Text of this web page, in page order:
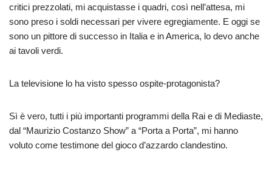
critici prezzolati, mi acquistasse i quadri, così nell’attesa, mi
sono preso i soldi necessari per vivere egregiamente. E oggi se
sono un pittore di successo in Italia e in America, lo devo anche
ai tavoli verdi.
La televisione lo ha visto spesso ospite-protagonista?
Sì è vero, tutti i più importanti programmi della Rai e di Mediaste,
dal “Maurizio Costanzo Show” a “Porta a Porta”, mi hanno
voluto come testimone del gioco d’azzardo clandestino.